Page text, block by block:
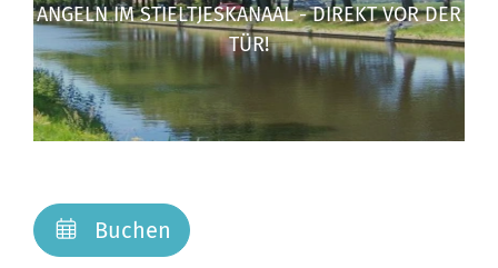
ANGELN IM STIELTJESKANAAL - DIREKT VOR DER
TÜR!
Buchen